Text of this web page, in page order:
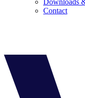
Downloads
Contact